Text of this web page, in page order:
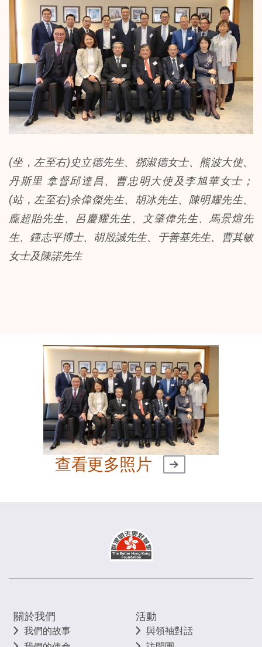
(坐，左至右)史立德先生、鄧淑德女士、熊波大使、
丹斯里 拿督邱達昌、曹忠明大使及李旭華女士；
(站，左至右)余偉傑先生、胡冰先生、陳明耀先生、
龐超貽先生、呂慶耀先生、文肇偉先生、馬景煊先
生、鍾志平博士、胡殷誠先生、于善基先生、曹其敏
女士及陳諾先生
查看更多照片
關於我們
我們的故事
活動
與領袖對話